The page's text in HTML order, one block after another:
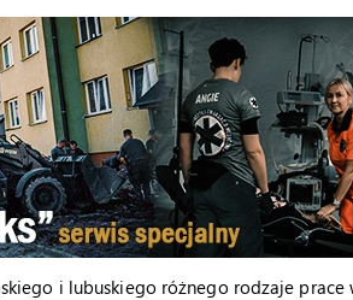
i lubuskiego różnego rodzaje prace